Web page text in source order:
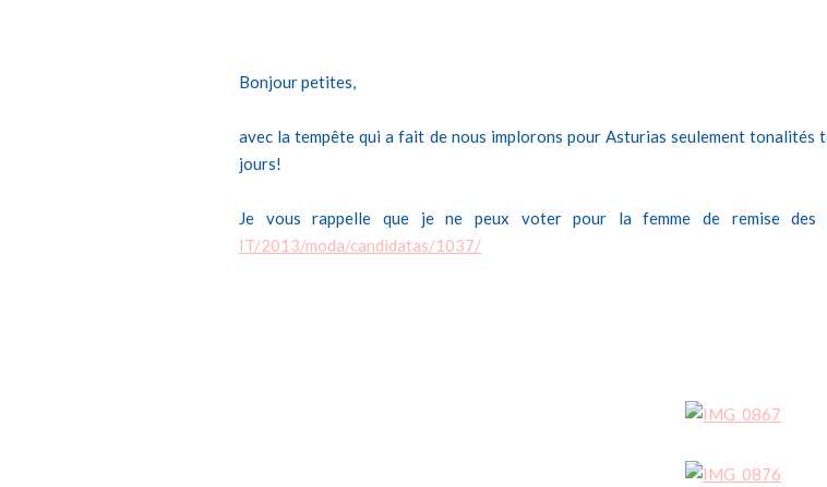
Bonjour petites,
avec la tempête qui a fait de nous implorons pour Asturias seulement
jours!
Je vous rappelle que je ne peux voter pour la femme de remise
IT/2013/moda/candidatas/1037/